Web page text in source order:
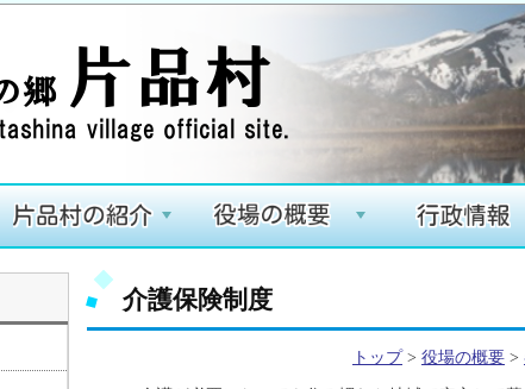
介護保険制度
トップ> 役場の概要 >